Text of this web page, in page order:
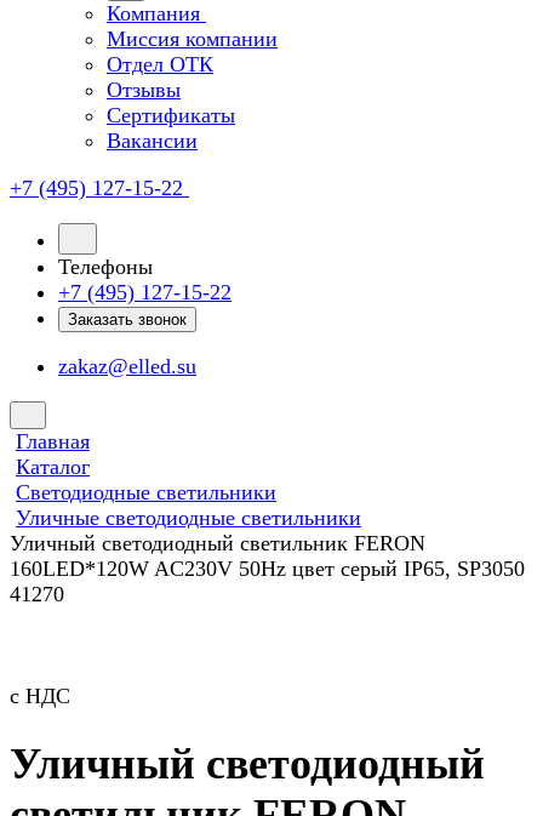
Компания
Миссия компании
Отдел ОТК
Отзывы
Сертификаты
Вакансии
+7 (495) 127-15-22
Телефоны
+7 (495) 127-15-22
Заказать звонок
zakaz@elled.su
Главная
Каталог
Светодиодные светильники
Уличные светодиодные светильники
Уличный светодиодный светильник FERON
160LED*120W AC230V 50Hz цвет серый IP65, SP3050
41270
с НДС
Уличный светодиодный